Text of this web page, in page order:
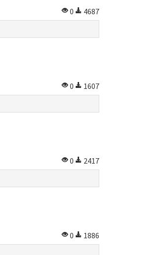
0
4687
0
1607
0
2417
0
1886